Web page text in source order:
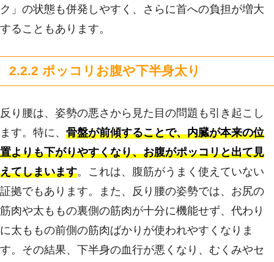
ク」の状態も併発しやすく、さらに首への負担が増大
することもあります。
2.2.2 ポッコリお腹や下半身太り
反り腰は、姿勢の悪さから見た目の問題も引き起こし
ます。特に、 骨盤が前傾することで、内臓が本来の位
置よりも下がりやすくなり、お腹がポッコリと出て見
えてしまいます。これは、腹筋がうまく使えていない
証拠でもあります。また、反り腰の姿勢では、お尻の
筋肉や太ももの裏側の筋肉が十分に機能せず、代わり
に太ももの前側の筋肉ばかりが使われやすくなりま
す。その結果、下半身の血行が悪くなり、むくみやセ